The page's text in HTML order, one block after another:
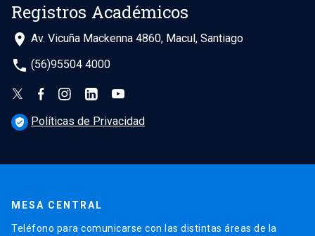
Registros Académicos
place Av. Vicuña Mackenna 4860, Macul, Santiago
phone (56)95504 4000
verified_user Políticas de Privacidad
MESA CENTRAL
Teléfono para comunicarse con las distintas áreas de la